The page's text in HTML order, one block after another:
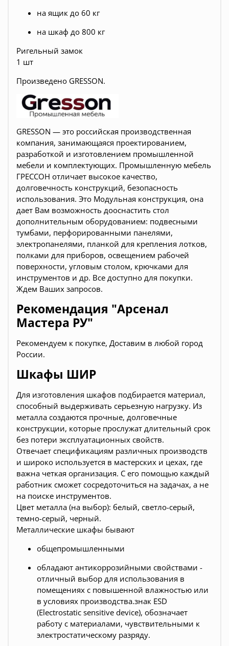
на ящик до 60 кг
на шкаф до 800 кг
Ригельный замок
1 шт
Произведено GRESSON.
GRESSON — это российская производственная
компания, занимающаяся проектированием,
разработкой и изготовлением промышленной
мебели и комплектующих. Промышленную мебель
ГРЕССОН отличает высокое качество,
долговечность конструкций, безопасность
использования. Это Модульная конструкция, она
дает Вам возможность дооснастить стол
дополнительным оборудованием: подвесными
тумбами, перфорированными панелями,
электропанелями, планкой для крепления лотков,
полками для приборов, освещением рабочей
поверхности, угловым столом, крючками для
инструментов и др. Все доступно для покупки.
Ждем Ваших запросов.
Рекомендация "Арсенал
Мастера РУ"
Рекомендуем к покупке, Доставим в любой город
России.
Шкафы ШИР
Для изготовления шкафов подбирается материал,
способный выдерживать серьезную нагрузку. Из
металла создаются прочные, долговечные
конструкции, которые прослужат длительный срок
без потери эксплуатационных свойств.
Отвечает спецификациям различных производств
и широко используется в мастерских и цехах, где
важна четкая организация. С его помощью каждый
работник сможет сосредоточиться на задачах, а не
на поиске инструментов.
Цвет металла (на выбор): белый, светло-серый,
темно-серый, черный.
Металлические шкафы бывают
общепромышленными
обладают антикоррозийными свойствами -
отличный выбор для использования в
помещениях с повышенной влажностью или
в условиях производства.знак ESD
(Electrostatic sensitive device), обозначает
работу с материалами, чувствительными к
электростатическому разряду.